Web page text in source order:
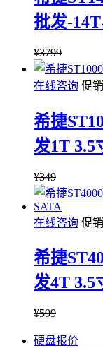
批发-
¥3799
在线咨询 促
希捷
发1T 3.5
¥349
在线咨询 促
希捷
发4T 3.5
¥599
硬盘报价